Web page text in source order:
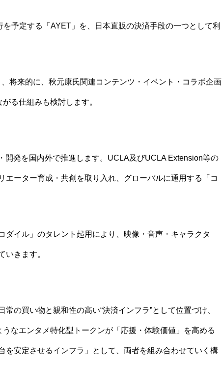
予定する「AYET」を、日本直販の決済手段の一つとして利
将来的に、秋元康氏関連コンテンツ・イベント・コラボ企画
る仕組みも検討します。
開発を国内外で推進します。UCLA及びUCLA Extension等の
ーター育成・共創を取り入れ、グローバルに通用する「コ
ダイル」のタレント起用により、映像・音声・キャラクタ
いきます。
の買い物と親和性の高い“決済インフラ”として位置づけ、
なエンタメ特化型トークンが「応援・体験価値」を高める
を安定させるインフラ」として、両者を組み合わせていく構